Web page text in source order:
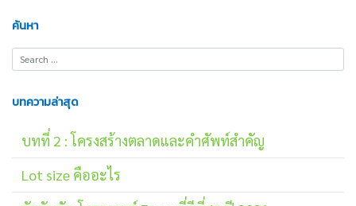
ค้นหา
บทความล่าสุด
บทที่ 2 : โครงสร้างตลาดและคำศัพท์สำคัญ
Lot size คืออะไร